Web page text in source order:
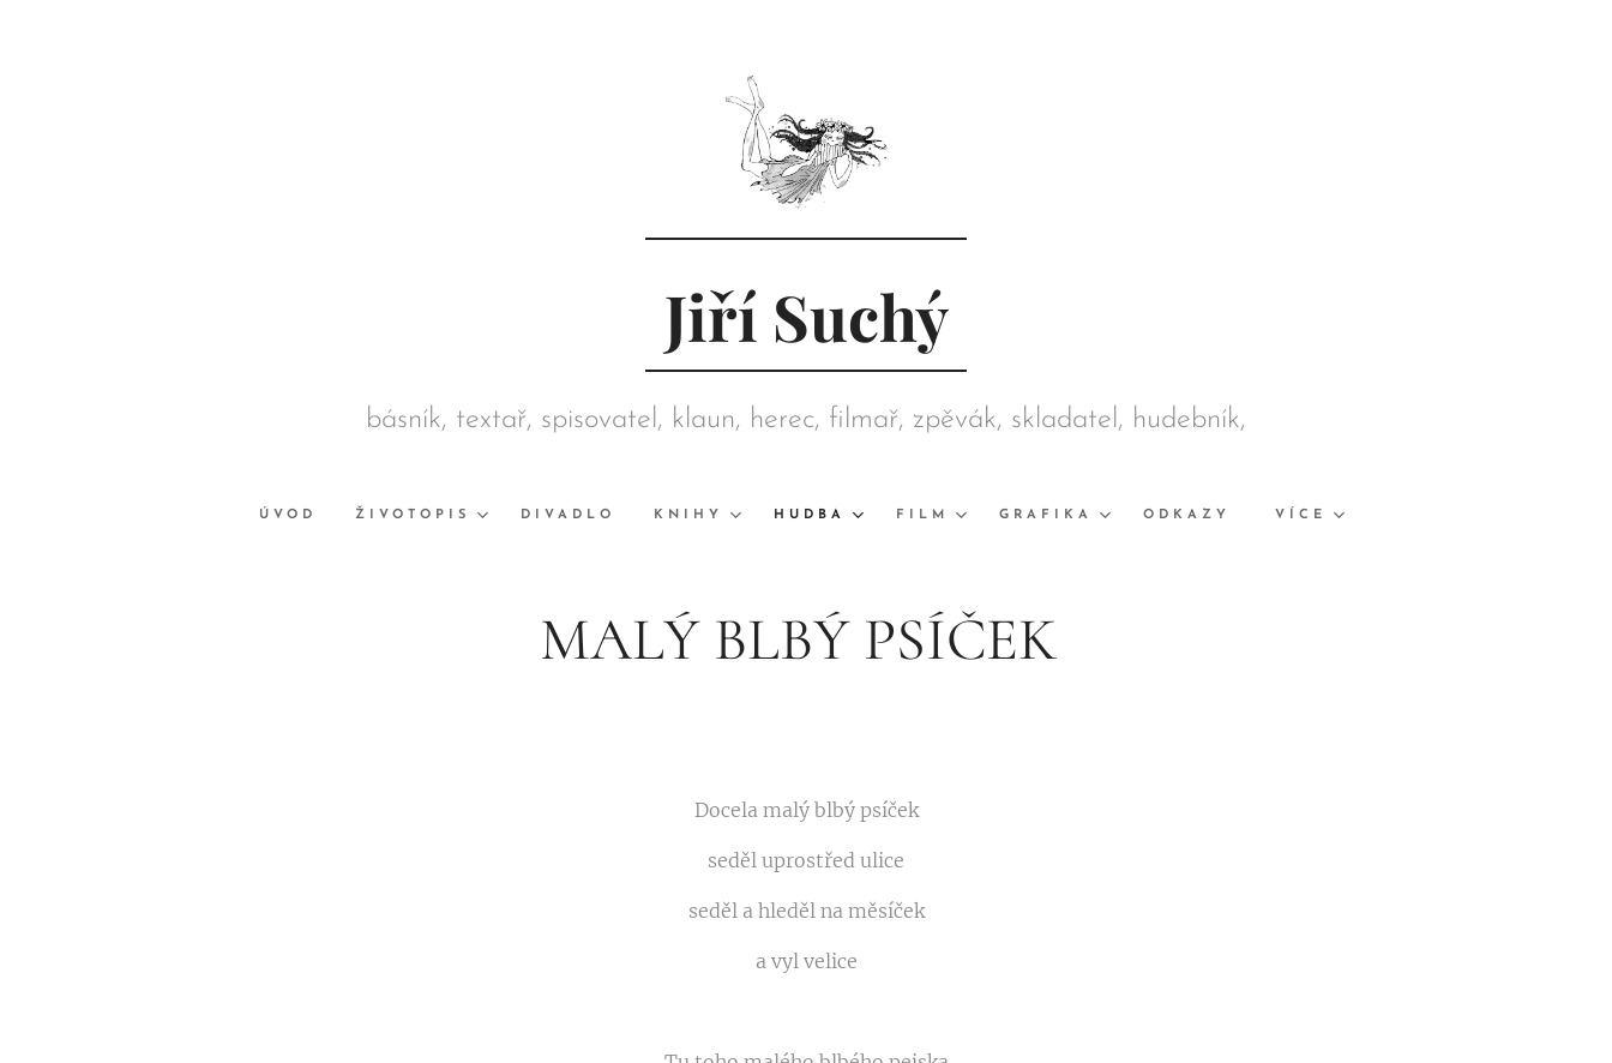
Jiří Suchý
básník, textař, spisovatel, klaun, herec, filmař, zpěvák, skladatel, hudebník,
ÚVOD ŽIVOTOPIS DIVADLO KNIHY HUDBA FILM GRAFIKA ODKAZY VÍCE
MALÝ BLBÝ PSÍČEK
Docela malý blbý psíček
seděl uprostřed ulice
seděl a hleděl na měsíček
a vyl velice